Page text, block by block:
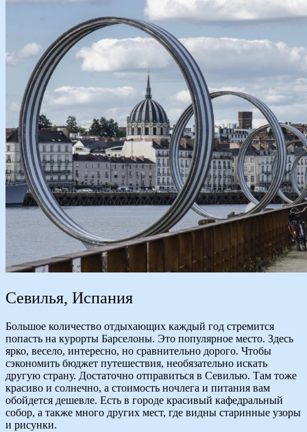
Севилья, Испания
Большое количество отдыхающих каждый год стремится
попасть на курорты Барселоны. Это популярное место. Здесь
ярко, весело, интересно, но сравнительно дорого. Чтобы
сэкономить бюджет путешествия, необязательно искать
другую страну. Достаточно отправиться в Севилью. Там тоже
красиво и солнечно, а стоимость ночлега и питания вам
обойдется дешевле. Есть в городе красивый кафедральный
собор, а также много других мест, где видны старинные узоры
и рисунки.